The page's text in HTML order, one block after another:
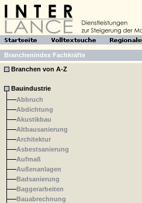
Branchenindex Fachkräfte
Branchen von A-Z
Bauindustrie
Abbruch
Abdichtung
Akustikbau
Altbausanierung
Architektur
Asbestsanierung
Aufmaß
Außenanlagen
Badsanierung
Baggerarbeiten
Bauabrechnung